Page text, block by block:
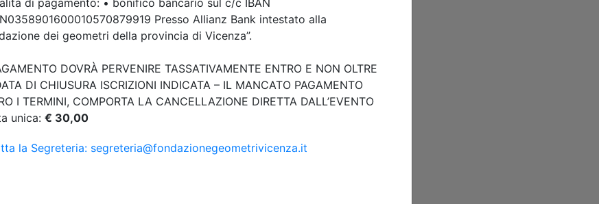
Vicenza
in quota:
III Categoria - 2^
Valido ai fini